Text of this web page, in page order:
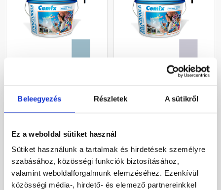
Beleegyezés Részletek A sütikről
Ez a weboldal sütiket használ
Sütiket használunk a tartalmak és hirdetések személyre
szabásához, közösségi funkciók biztosításához,
valamint weboldalforgalmunk elemzéséhez. Ezenkívül
közösségi média-, hirdető- és elemező partnereinkkel
vékonyvakolat, kapart 2
mm 4717 blue 25 kg
Rendelésre
1 458 Ft / kg
Megnézem
Cemix 2737 SiliconOLA
vékonyvakolat, dörzsölt 2
2 189 Ft / kg
Megnézem